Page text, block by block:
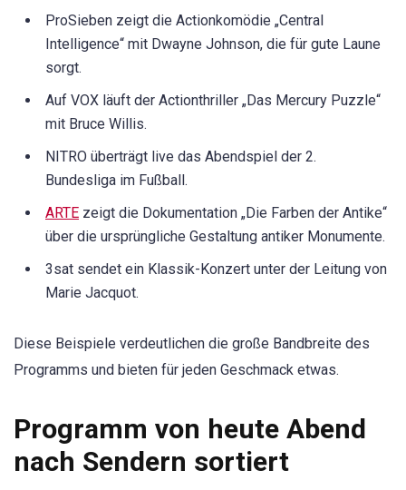
ProSieben zeigt die Actionkomödie „Central
Intelligence“ mit Dwayne Johnson, die für gute Laune
sorgt.
Auf VOX läuft der Actionthriller „Das Mercury Puzzle“
mit Bruce Willis.
NITRO überträgt live das Abendspiel der 2.
Bundesliga im Fußball.
ARTE zeigt die Dokumentation „Die Farben der Antike“
über die ursprüngliche Gestaltung antiker Monumente.
3sat sendet ein Klassik-Konzert unter der Leitung von
Marie Jacquot.
Diese Beispiele verdeutlichen die große Bandbreite des
Programms und bieten für jeden Geschmack etwas.
Programm von heute Abend
nach Sendern sortiert